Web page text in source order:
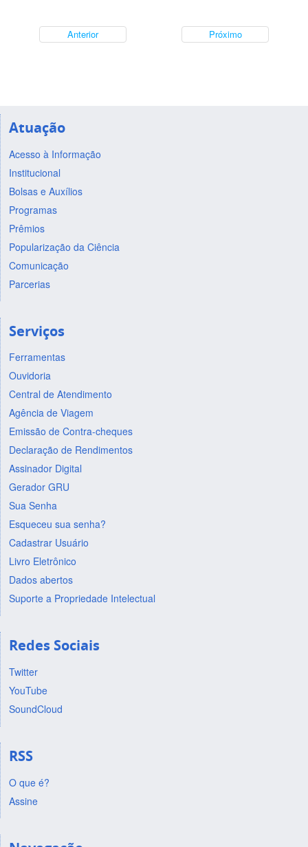
Anterior Próximo
Atuação
Acesso à Informação
Institucional
Bolsas e Auxílios
Programas
Prêmios
Popularização da Ciência
Comunicação
Parcerias
Serviços
Ferramentas
Ouvidoria
Central de Atendimento
Agência de Viagem
Emissão de Contra-cheques
Declaração de Rendimentos
Assinador Digital
Gerador GRU
Sua Senha
Esqueceu sua senha?
Cadastrar Usuário
Livro Eletrônico
Dados abertos
Suporte a Propriedade Intelectual
Redes Sociais
Twitter
YouTube
SoundCloud
RSS
O que é?
Assine